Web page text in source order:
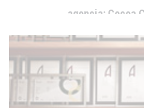
agencia: Cocoa
.